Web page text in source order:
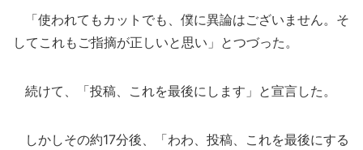
「使われてもカットでも、僕に異論はございません。そ
してこれもご指摘が正しいと思い」とつづった。
続けて、「投稿、これを最後にします」と宣言した。
しかしその約17分後、「わわ、投稿、これを最後にする